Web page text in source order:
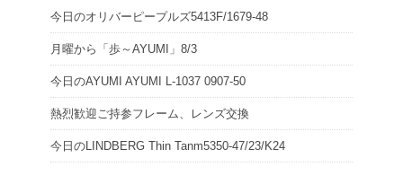
今日のオリバーピープルズ5413F/1679-48
月曜から「歩～AYUMI」8/3
今日のAYUMI AYUMI L-1037 0907-50
熱烈歓迎ご持参フレーム、レンズ交換
今日のLINDBERG Thin Tanm5350-47/23/K24